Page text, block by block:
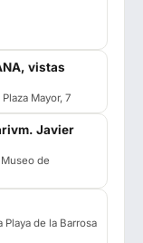
vistas
Mayor, 7
Javier
Museo de
Playa de la Barrosa